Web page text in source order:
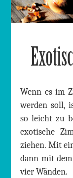
Wenn es im
werden soll,
so leicht zu
exotische
ziehen. Mit
dann mit
vier Wänden.